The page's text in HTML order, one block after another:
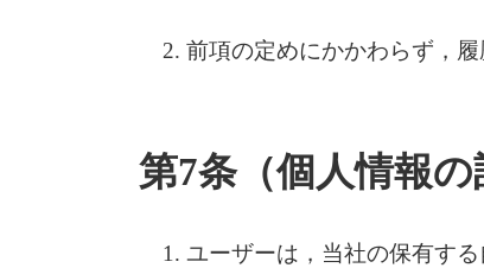
前項の定めにかかわらず，
第7条（個人情報の
ユーザーは，当社の保有す